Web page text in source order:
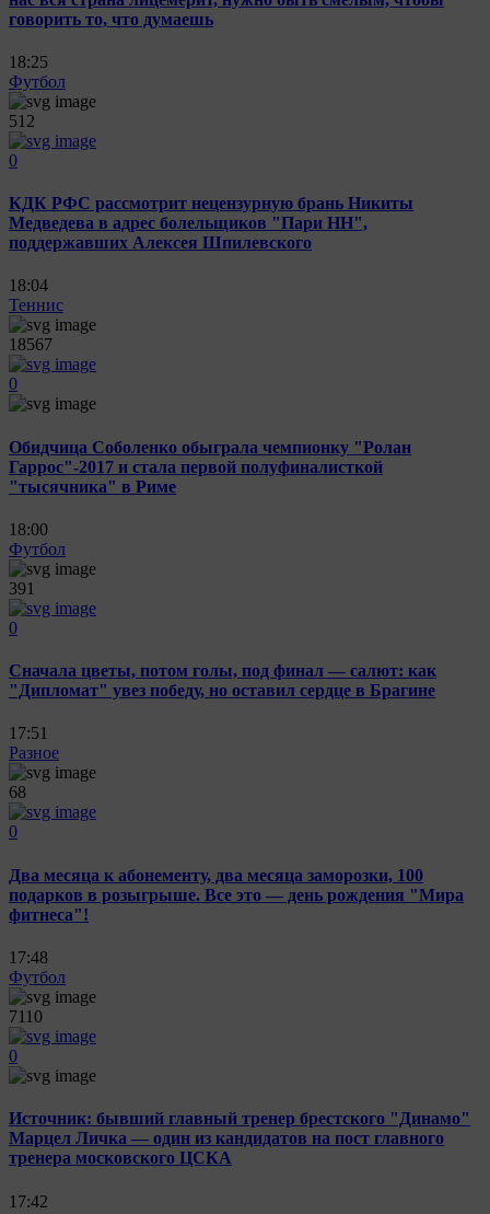
говорить то, что думаешь
18:25
Футбол
512
0
КДК РФС рассмотрит нецензурную брань Никиты
Медведева в адрес болельщиков "Пари НН",
поддержавших Алексея Шпилевского
18:04
Теннис
18567
0
Обидчица Соболенко обыграла чемпионку "Ролан
Гаррос"-2017 и стала первой полуфиналисткой
"тысячника" в Риме
18:00
Футбол
391
0
Сначала цветы, потом голы, под финал — салют: как
"Дипломат" увез победу, но оставил сердце в Брагине
17:51
Разное
68
0
Два месяца к абонементу, два месяца заморозки, 100
подарков в розыгрыше. Все это — день рождения "Мира
фитнеса"!
17:48
Футбол
7110
0
Источник: бывший главный тренер брестского "Динамо"
Марцел Личка — один из кандидатов на пост главного
тренера московского ЦСКА
17:42